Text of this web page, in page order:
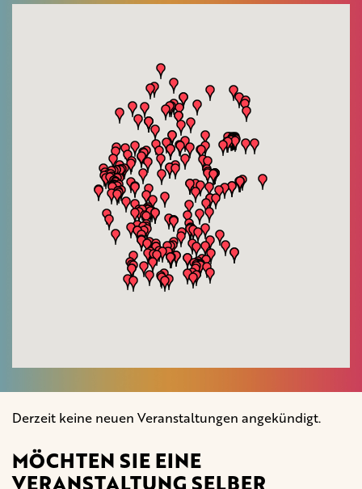
Derzeit keine neuen Veranstaltungen angekündigt.
MÖCHTEN SIE EINE
VERANSTALTUNG SELBER